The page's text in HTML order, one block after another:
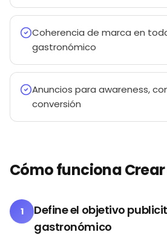
Coherencia de marca en
gastronómico
Anuncios para awareness,
conversión
Cómo funciona
1
Define el objetivo
gastronómico